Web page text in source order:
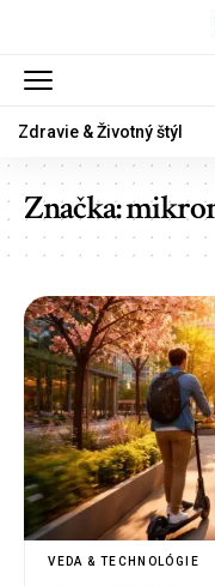
Zdravie & Životný štýl
Značka:
VEDA & TECHNOLÓGIE